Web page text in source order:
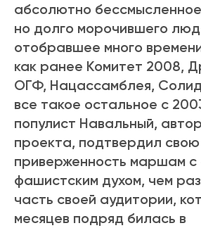
абсолютно
но долго морочившего
отобравшее много
как ранее Комитет 2008,
ОГФ, Нацассамблея,
все такое остальное с
популист Навальный,
проекта, подтвердил свою
приверженность маршам с
фашистским духом, чем
часть своей аудитории,
месяцев подряд билась в